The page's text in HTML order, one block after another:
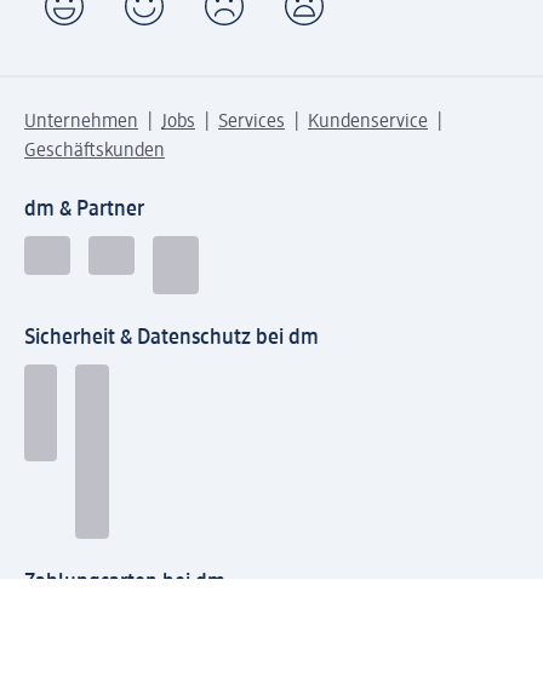
Unternehmen Jobs Services
Kundenservice
Geschäftskunden
dm & Partner
Sicherheit & Datenschutz bei dm
Zahlungsarten bei dm